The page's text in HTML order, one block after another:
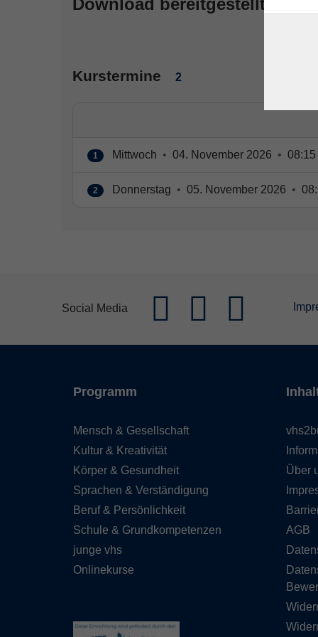
Download bereitgestellt.
Kurstermine 2
1 Mittwoch • 04. November 2026 •
2 Donnerstag • 05. November 2026 •
Social Media
Programm
Mensch & Gesellschaft
Kultur & Kreativität
Körper & Gesundheit
Sprachen & Verständigung
Beruf & Persönlichkeit
Schule & Grundkompetenzen
junge vhs
Onlinekurse
Über
AGB